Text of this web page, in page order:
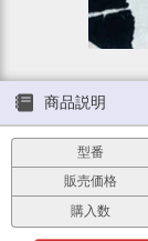
商品説明
型番
販売価格
購入数